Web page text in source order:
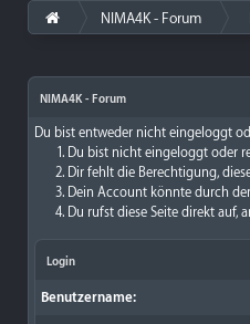
NIMA4K - Forum
NIMA4K - Forum
Du bist entweder nicht eingeloggt
Du bist nicht eingeloggt oder
Dir fehlt die Berechtigung,
Dein Account könnte durch
Du rufst diese Seite direkt auf,
Login
Benutzername: